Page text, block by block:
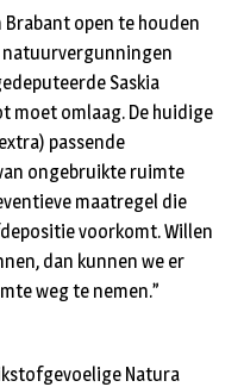
Brabant open te houden
Saskia
moet omlaag. De huidige
passende
ongebruikte ruimte
maatregel die
voorkomt. Willen
dan kunnen we er
weg te nemen.”
Natura